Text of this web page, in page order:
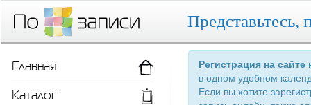
Представьтесь,
Регистрация на
в одном удобном
Если вы хотите
Главная
Каталог